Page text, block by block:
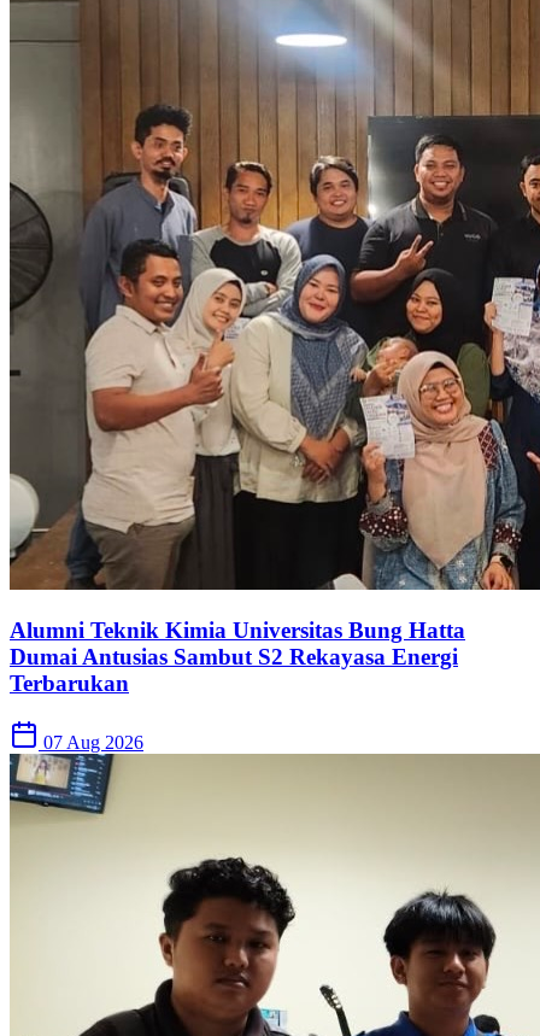
Alumni Teknik Kimia Universitas Bung Hatta
Dumai Antusias Sambut S2 Rekayasa Energi
Terbarukan
07 Aug 2026